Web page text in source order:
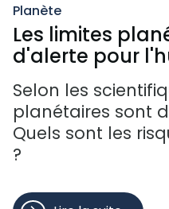
Planète
Les limites
d'alerte pour
Selon les
planétaires sont
Quels sont les
?